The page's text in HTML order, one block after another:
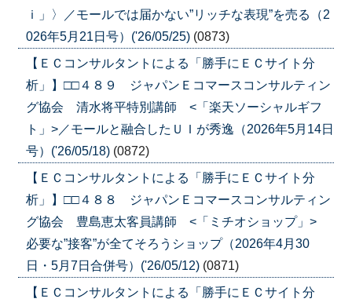
ｉ」〉／モールでは届かない”リッチな表現”を売る（2
026年5月21日号）('26/05/25) (0873)
【ＥＣコンサルタントによる「勝手にＥＣサイト分
析」】□□４８９ ジャパンＥコマースコンサルティン
グ協会 清水将平特別講師 <「楽天ソーシャルギフ
ト」>／モールと融合したＵＩが秀逸（2026年5月14日
号）('26/05/18) (0872)
【ＥＣコンサルタントによる「勝手にＥＣサイト分
析」】□□４８８ ジャパンＥコマースコンサルティン
グ協会 豊島恵太客員講師 <「ミチオショップ」>
必要な”接客”が全てそろうショップ（2026年4月30
日・5月7日合併号）('26/05/12) (0871)
【ＥＣコンサルタントによる「勝手にＥＣサイト分